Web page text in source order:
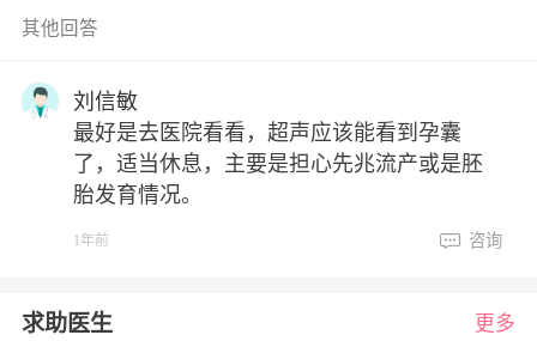
其他回答
刘信敏
最好是去医院看看，超声应该能看到孕囊
了，适当休息，主要是担心先兆流产或是胚
胎发育情况。
1年前 咨询
求助医生 更多